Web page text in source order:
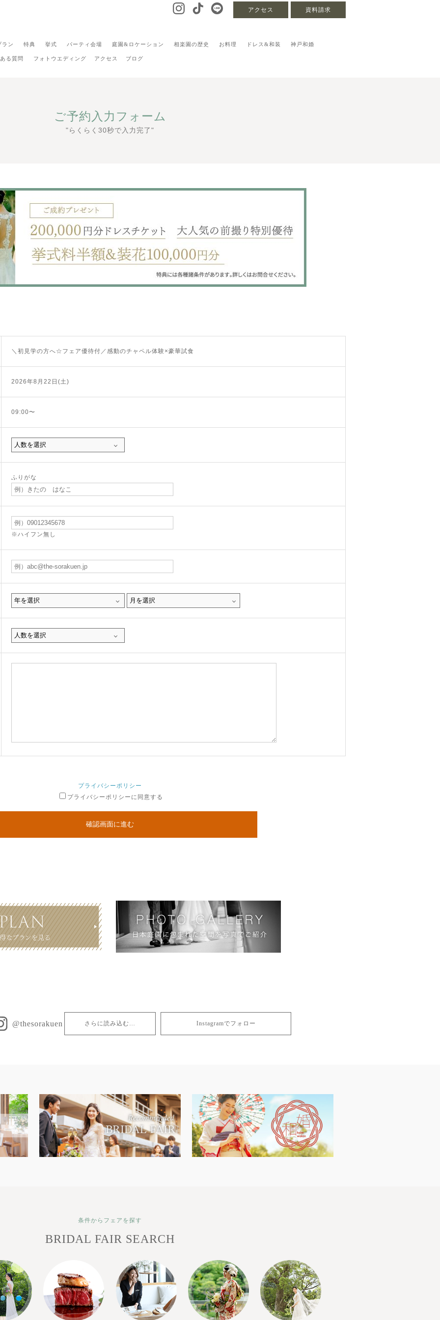
資料請求
アクセス
ラン 特典 挙式 パーティ会場 庭園&ロケーション 相楽園の歴史 お料理 ドレス&和装 神戸和婚
る質問 フォトウエディング アクセス ブログ
ご予約入力フォーム
"らくらく30秒で入力完了"
＼初見学の方へ☆フェア優待付／感動のチャペル体験×豪華試食
2026年8月22日(土)
09:00〜
ふりがな
※ハイフン無し
プライバシーポリシー
プライバシーポリシーに同意する
確認画面に進む
@thesorakuen さらに読み込む… Instagramでフォロー
条件からフェアを探す
BRIDAL FAIR SEARCH